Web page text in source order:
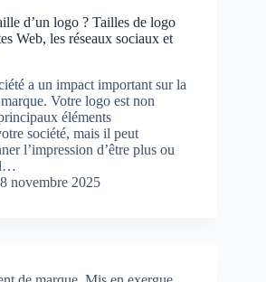
d’un logo ? Tailles de logo
Web, les réseaux sociaux et
a un impact important sur la
Votre logo est non
éléments
société, mais il peut
l’impression d’être plus ou
novembre 2025